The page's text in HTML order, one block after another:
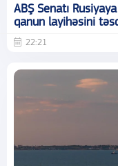
ABŞ Senatı
qanun layihəsini
22:21